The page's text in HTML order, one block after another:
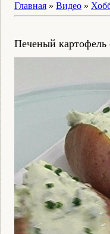
Главная » Видео »
Печеный картофель